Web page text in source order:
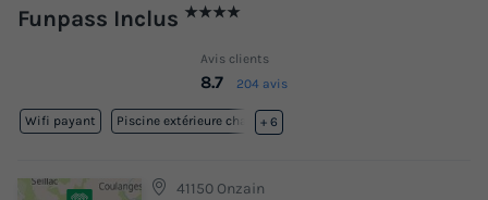
Funpass Inclus ★★★★
Avis clients
8.7 204 avis
Wifi payant Piscine extérieure chauffée
+ 6
41150 Onzain